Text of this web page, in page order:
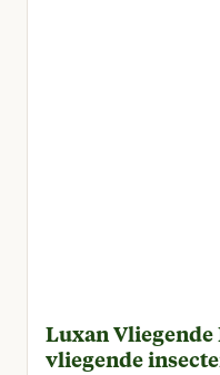
Luxan Vliegende
vliegende